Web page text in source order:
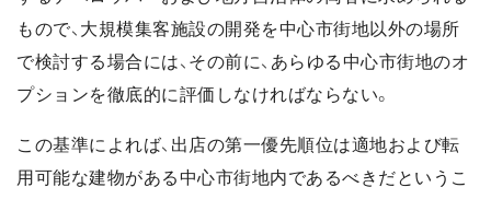
もので、大規模集客施設の開発を中心市街地以外の場所
で検討する場合には、その前に、あらゆる中心市街地のオ
プションを徹底的に評価しなければならない。
この基準によれば、出店の第一優先順位は適地および転
用可能な建物がある中心市街地内であるべきだというこ